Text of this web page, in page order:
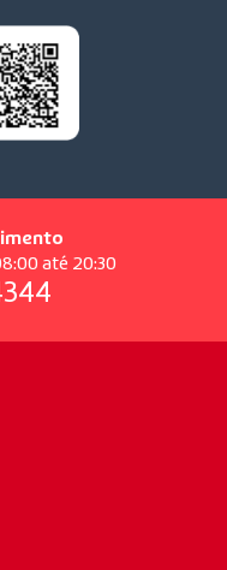
até 20:30